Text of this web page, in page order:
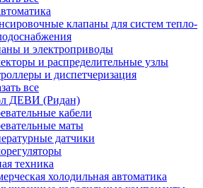
клапаны для систем тепло-
и электроприводы
и распределительные узлы
и диспетчеризация
все
ДЕВИ (Ридан)
кабели
маты
датчики
техника
холодильная автоматика